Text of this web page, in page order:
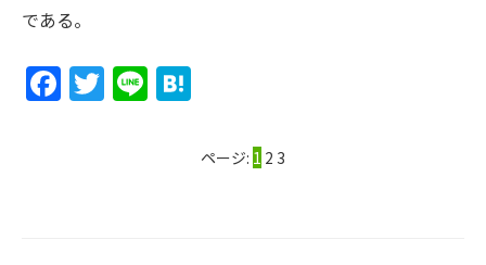
である。
Facebook
Twitter
Line
ページ: 1 2 3